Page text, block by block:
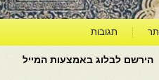
תגובות
הירשם לבלוג באמצעות המייל